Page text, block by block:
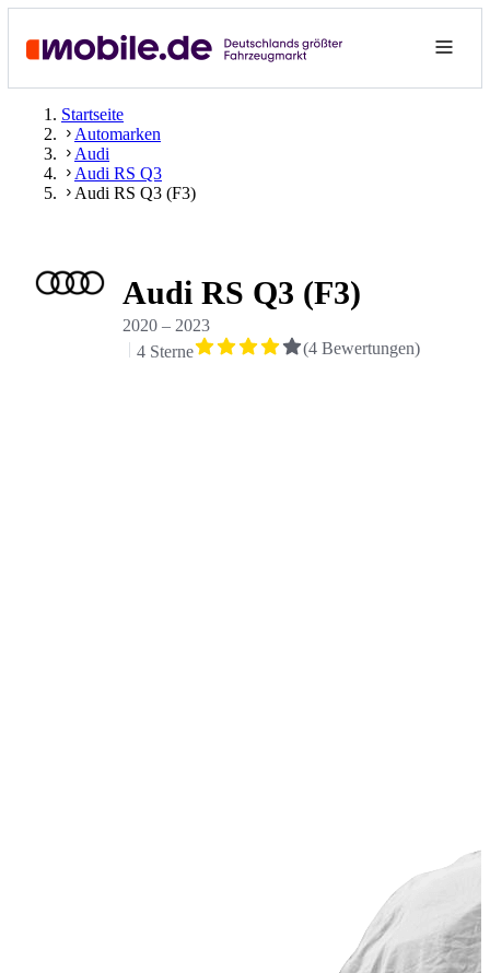
Startseite
Automarken
Audi
Audi RS Q3
Audi RS Q3 (F3)
Audi RS Q3 (F3)
2020 – 2023
4 Sterne
(4 Bewertungen)